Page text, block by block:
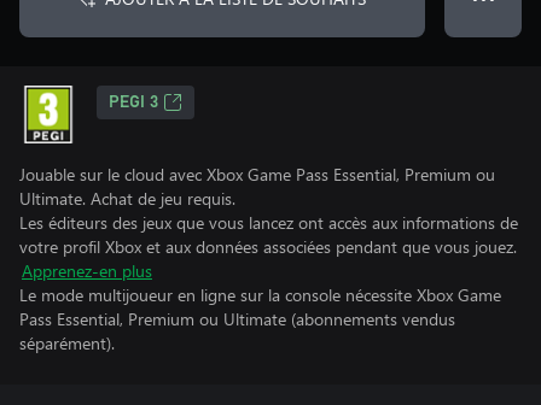
PEGI 3
Jouable sur le cloud avec Xbox Game Pass Essential, Premium ou
Ultimate. Achat de jeu requis.
Les éditeurs des jeux que vous lancez ont accès aux informations de
votre profil Xbox et aux données associées pendant que vous jouez.
Apprenez-en plus
Le mode multijoueur en ligne sur la console nécessite Xbox Game
Pass Essential, Premium ou Ultimate (abonnements vendus
séparément).